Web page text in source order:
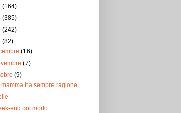
(164)
(385)
(242)
(82)
(16)
(7)
(9)
mamma ha sempre ragione
end col morto